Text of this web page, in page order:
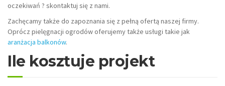
oczekiwań ? skontaktuj się z nami.
Zachęcamy także do zapoznania się z pełną ofertą naszej firmy.
Oprócz pielęgnacji ogrodów oferujemy także usługi takie jak
aranżacja balkonów.
Ile kosztuje projekt